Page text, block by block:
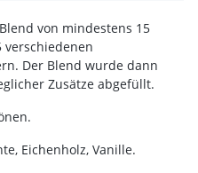
von mindestens 15
verschiedenen
Der Blend wurde dann
Zusätze abgefüllt.
Eichenholz, Vanille.